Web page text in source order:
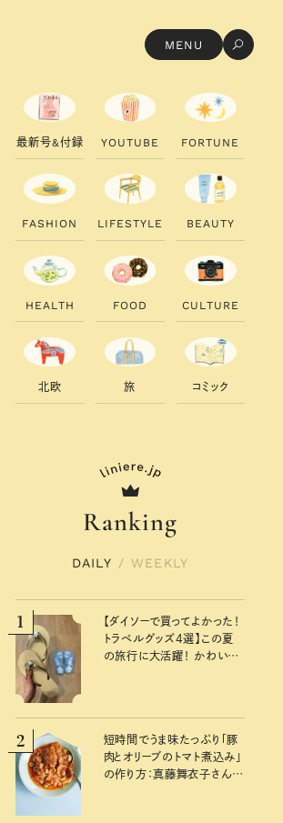
MENU
最新号&付録 YOUTU B E FORTU N E
FAS H ION LI FESTYLE B EAUTY
H EALTH FOOD CU LTU RE
北欧 旅 コ ミ ック
Ranking
DAILY / WEEKLY
1
【ダイソーで買ってよかった！
トラベルグッズ4選】この夏
の旅行に大活躍！ かわいく
2
短時間でうま味たっぷり「豚
肉とオリーブのトマト煮込み」
の作り方：真藤舞衣子さん